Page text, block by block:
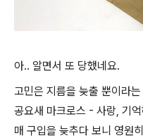
아.. 알면서 또 당했네요.
고민은 지름을 늦출 뿐이라
공요새 마크로스 - 사랑, 기
매 구입을 늦추다 보니 영원